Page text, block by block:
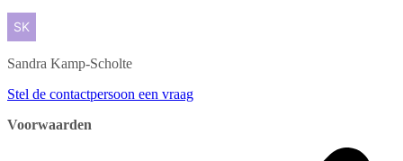
Sandra Kamp-Scholte
Stel de contactpersoon een vraag
Voorwaarden